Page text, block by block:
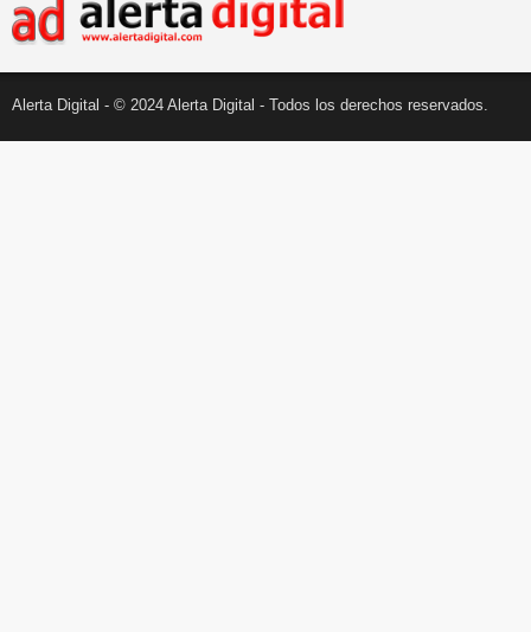
Alerta Digital - © 2024 Alerta Digital - Todos los derechos reservados.